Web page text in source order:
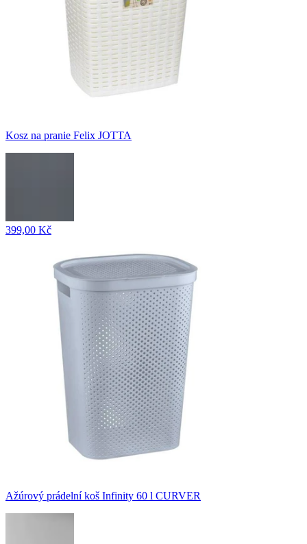
Kosz na pranie Felix JOTTA
399,00 Kč
Ažúrový prádelní koš Infinity 60 l CURVER